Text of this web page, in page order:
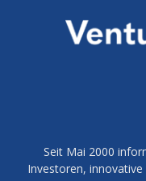
Seit Mai 2000
Investoren,